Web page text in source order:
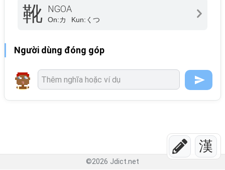
漢
靴 NGOA
On:カ Kun: くつ
Người dùng đóng góp
©2026 Jdict.net